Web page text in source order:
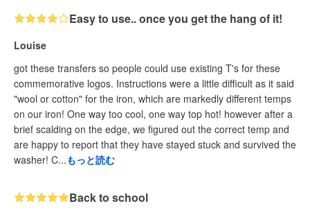
Easy to use.. once you get the hang of it!
Louise
got these transfers so people could use existing T's for these
commemorative logos. Instructions were a little difficult as it said
"wool or cotton" for the iron, which are markedly different temps
on our iron! One way too cool, one way top hot! however after a
brief scalding on the edge, we figured out the correct temp and
are happy to report that they have stayed stuck and survived the
washer! C...もっと読む
Back to school